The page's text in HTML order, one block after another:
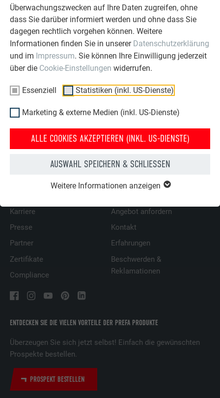
Überwachungszwecken auf Ihre Daten zugreifen, ohne
dass Sie darüber informiert werden und ohne dass Sie
dagegen rechtlich vorgehen können. Weitere
Informationen finden Sie in unserer Datenschutzerklärung
und im Impressum. Sie können Ihre Einwilligung jederzeit
über die Cookie-Einstellungen widerrufen.
Essenziell Statistiken (inkl. US-Dienste)
Marketing & externe Medien (inkl. US-Dienste)
ALLE COOKIES AKZEPTIEREN (INKL. US-DIENSTE)
AUSWAHL SPEICHERN & SCHLIESSEN
Weitere Informationen anzeigen
ACHTUNG
Nach jedem Reinigungsvorgang ausreichend mit klarem
Wasser nachspülen. Die Reinigung nicht bei direkter
Sonneneinstrahlung durchführen. In keinem Fall Aceton,
Nitroverdünnung oder ähnliche Lösungsmittel und keine
Produkte mit Scheuerwirkung zur Reinigung verwenden.
ZURÜCK
ENTDECKEN SIE DIE VIELEN VORTEILE DER PREFA PRODUKTE
Überzeugen Sie sich jetzt selbst! Einfach die gewünschten
Prospekte bestellen.
PROSPEKT BESTELLEN
Karriere
Presse
Partner
Zertifikate
Compliance
WIR HELFEN IHNEN
Fragen & Antworten
Angebot anfordern
Kontakt
Erfahrungen
Beschwerden &
Reklamationen